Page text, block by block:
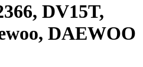
DV15T,
DAEWOO